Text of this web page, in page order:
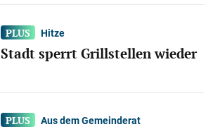
Hitze
Stadt sperrt Grillstellen wieder
Aus dem Gemeinderat